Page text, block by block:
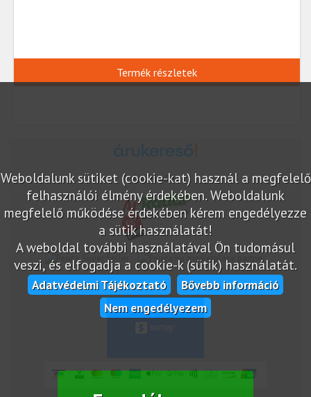
Termék részletek
Weboldalunk sütiket (cookie-kat) használ a megfelelő
felhasználói élmény érdekében. Weboldalunk
megfelelő működése érdekében kérem engedélyezze
a sütik használatát!
A weboldal további használatával Ön tudomásul
veszi, és elfogadja a cookie-k (sütik) használatát.
Adatvédelmi Tájékoztató
Bővebb információ
Nem engedélyezem
Árukereső.hu
marketplace partner